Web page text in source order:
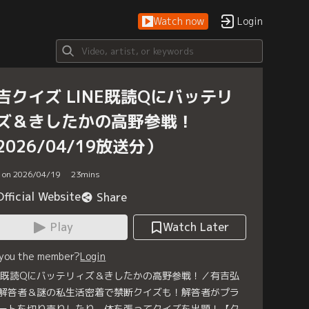
Watch now Login
クイズ LINE既読Qにバッテリ
＆きしたかの高野参戦！
04/19放送分）
on 2026/04/19 23mins
Website
Share
Play
Watch Later
the member?Login
読Qにバッテリィズ＆きしたかの高野参戦！／有吉弘
答者＆謎の私生活密着で禁断クイズも！解答者がプラ